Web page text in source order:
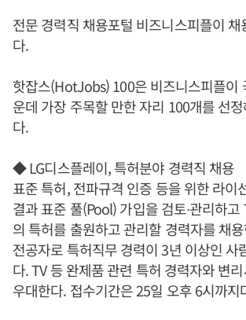
전문 경력직 채용포털 비즈니스피플이
다.
핫잡스(HotJobs) 100은 비즈니스피플이
운데 가장 주목할 만한 자리 100개를 선
다.
◆ LG디스플레이, 특허분야 경력직 채용
표준 특허, 전파규격 인증 등을 위한 라이
결과 표준 풀(Pool) 가입을 검토∙관리하고
의 특허를 출원하고 관리할 경력자를 채
전공자로 특허직무 경력이 3년 이상인 사
다. TV 등 완제품 관련 특허 경력자와 변
우대한다. 접수기간은 25일 오후 6시까지